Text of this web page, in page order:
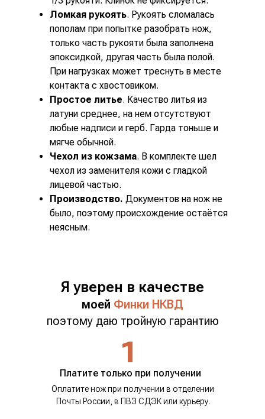
Ломкая рукоять. Рукоять сломалась
пополам при попытке разобрать нож,
только часть рукояти была заполнена
эпоксидкой, другая часть была полой.
При нагрузках может треснуть в месте
контакта с хвостовиком.
Простое литье. Качество литья из
латуни среднее, на нем отсутствуют
любые надписи и герб. Гарда тоньше и
мягче обычной.
Чехол из кожзама. В комплекте шел
чехол из заменителя кожи с гладкой
лицевой частью.
Производство. Документов на нож не
было, поэтому происхождение остаётся
неясным.
Платите только при получении
Оплатите нож при получении в отделении
Почты России, в ПВЗ СДЭК или курьеру.
моей Финки НКВД
поэтому даю тройную гарантию
Я уверен в качестве
1